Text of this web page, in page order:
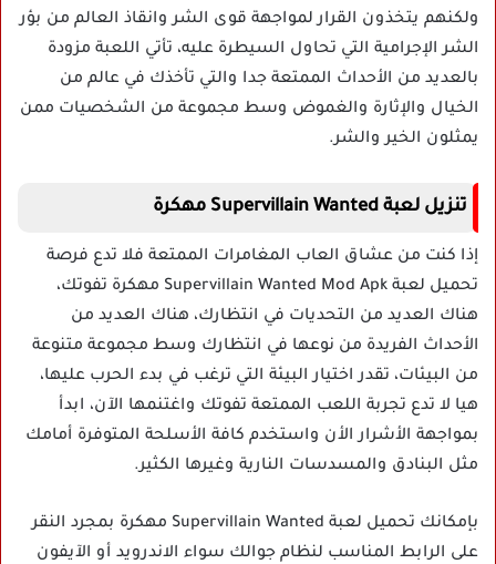
ولكنهم يتخذون القرار لمواجهة قوى الشر وانقاذ العالم من بؤر
الشر الإجرامية التي تحاول السيطرة عليه، تأتي اللعبة مزودة
بالعديد من الأحداث الممتعة جدا والتي تأخذك في عالم من
الخيال والإثارة والغموض وسط مجموعة من الشخصيات ممن
يمثلون الخير والشر.
تنزيل لعبة Supervillain Wanted مهكرة
إذا كنت من عشاق العاب المغامرات الممتعة فلا تدع فرصة
تحميل لعبة Supervillain Wanted Mod Apk مهكرة تفوتك،
هناك العديد من التحديات في انتظارك، هناك العديد من
الأحداث الفريدة من نوعها في انتظارك وسط مجموعة متنوعة
من البيئات، تقدر اختيار البيئة التي ترغب في بدء الحرب عليها،
هيا لا تدع تجربة اللعب الممتعة تفوتك واغتنمها الآن، ابدأ
بمواجهة الأشرار الأن واستخدم كافة الأسلحة المتوفرة أمامك
مثل البنادق والمسدسات النارية وغيرها الكثير.
بإمكانك تحميل لعبة Supervillain Wanted مهكرة بمجرد النقر
على الرابط المناسب لنظام جوالك سواء الاندرويد أو الآيفون